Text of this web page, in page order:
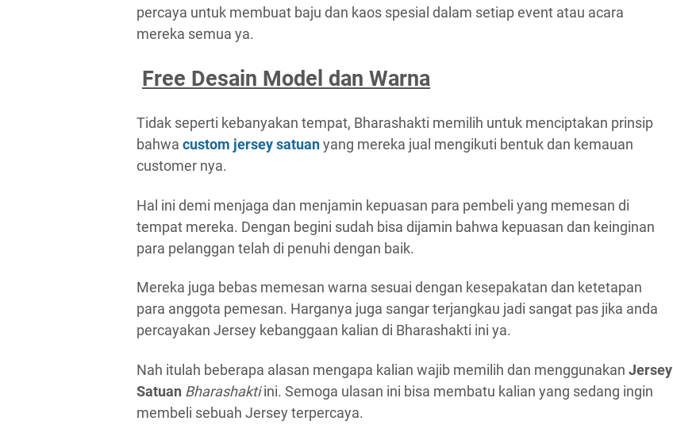
percaya untuk membuat baju dan kaos spesial dalam setiap event atau acara
mereka semua ya.
Free Desain Model dan Warna
Tidak seperti kebanyakan tempat, Bharashakti memilih untuk menciptakan prinsip
bahwa custom jersey satuanyang mereka jual mengikuti bentuk dan kemauan
customer nya.
Hal ini demi menjaga dan menjamin kepuasan para pembeli yang memesan di
tempat mereka. Dengan begini sudah bisa dijamin bahwa kepuasan dan keinginan
para pelanggan telah di penuhi dengan baik.
Mereka juga bebas memesan warna sesuai dengan kesepakatan dan ketetapan
para anggota pemesan. Harganya juga sangar terjangkau jadi sangat pas jika anda
percayakan Jersey kebanggaan kalian di Bharashakti ini ya.
Nah itulah beberapa alasan mengapa kalian wajib memilih dan menggunakan Jersey
Satuan Bharashaktiini. Semoga ulasan ini bisa membatu kalian yang sedang ingin
membeli sebuah Jersey terpercaya.